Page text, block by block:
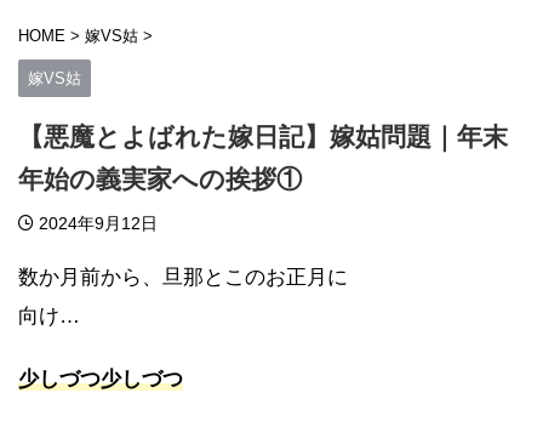
HOME > 嫁VS姑 >
嫁VS姑
【悪魔とよばれた嫁日記】嫁姑問題｜年末
年始の義実家への挨拶①
2024年9月12日
数か月前から、旦那とこのお正月に
向け…
少しづつ少しづつ